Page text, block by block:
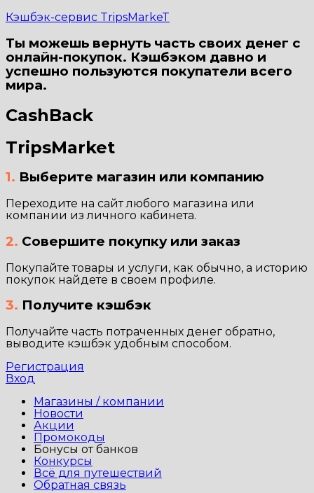
Кэшбэк-сервис TripsMarkeT
Ты можешь вернуть часть своих денег с
онлайн-покупок. Кэшбэком давно и
успешно пользуются покупатели всего
мира.
CashBack
TripsMarket
1. Выберите магазин или компанию
Переходите на сайт любого магазина или
компании из личного кабинета.
2. Совершите покупку или заказ
Покупайте товары и услуги, как обычно, а историю
покупок найдете в своем профиле.
3. Получите кэшбэк
Получайте часть потраченных денег обратно,
выводите кэшбэк удобным способом.
Регистрация
Вход
Магазины / компании
Новости
Акции
Промокоды
Бонусы от банков
Конкурсы
Всё для путешествий
Обратная связь